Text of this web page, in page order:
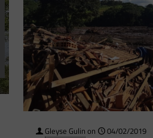
Gleyse Gulin on 04/02/2019